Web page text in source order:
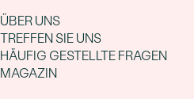
ÜBER UNS
TREFFEN SIE UNS
HÄUFIG GESTELLTE FRAGEN
MAGAZIN